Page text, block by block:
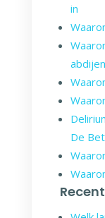
in
abdijen
De